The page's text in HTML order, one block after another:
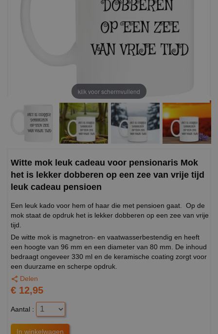
klik voor schermvullend
Witte mok leuk cadeau voor pensionaris Mok
het is lekker dobberen op een zee van vrije tijd
leuk cadeau pensioen
Een leuk kado voor hem of haar die met pensioen gaat. Op de
mok staat de opdruk het is lekker dobberen op een zee van vrije
tijd.
De witte mok is magnetron- en vaatwasserbestendig en heeft
een hoogte van 96 mm en een diameter van 80 mm. De inhoud
bedraagt ongeveer 330 ml en de keramische coating zorgt voor
een duurzame en scherpe opdruk.
Delen
€ 12,95
Aantal :